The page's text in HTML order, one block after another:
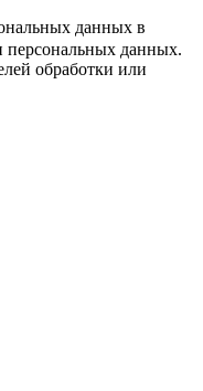
данных в
персональных данных.
обработки или